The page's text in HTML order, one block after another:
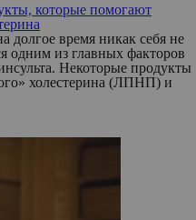
которые помогают
долгое время никак себя не
одним из главных факторов
Некоторые продукты
холестерина (ЛПНП) и